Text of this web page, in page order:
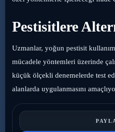
Pestisitlere
Uzmanlar, yoğun pestisit
mücadele yöntemleri üzerinde
küçük ölçekli denemelerde test
alanlarda uygulanmasını